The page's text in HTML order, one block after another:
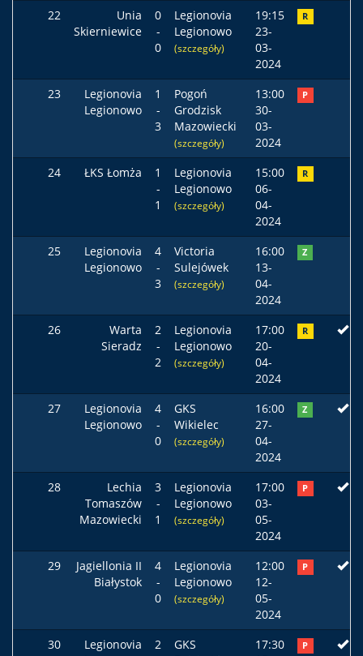
22
Unia
Skierniewice
0
-
0
Legionovia
Legionowo
(szczegóły)
19:15
23-
03-
2024
R
23
Legionovia
Legionowo
1
-
3
Pogoń
Grodzisk
Mazowiecki
(szczegóły)
13:00
30-
03-
2024
P
24 ŁKS Łomża
1
-
1
Legionovia
Legionowo
(szczegóły)
15:00
06-
04-
2024
R
25
Legionovia
Legionowo
4
-
3
Victoria
Sulejówek
(szczegóły)
16:00
13-
04-
2024
Z
26
Warta
Sieradz
2
-
2
Legionovia
Legionowo
(szczegóły)
17:00
20-
04-
2024
R
27
Legionovia
Legionowo
4
-
0
GKS
Wikielec
(szczegóły)
16:00
27-
04-
2024
Z
28
Lechia
Tomaszów
Mazowiecki
3
-
1
Legionovia
Legionowo
(szczegóły)
17:00
03-
05-
2024
P
29
Jagiellonia II
Białystok
4
-
0
Legionovia
Legionowo
(szczegóły)
12:00
12-
05-
2024
P
30
Legionovia
2
GKS
17:30
P